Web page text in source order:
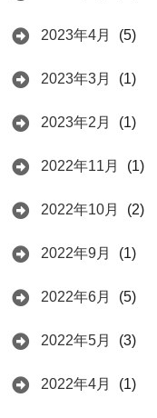
2023年4月 (5)
2023年3月 (1)
2023年2月 (1)
2022年11月 (1)
2022年10月 (2)
2022年9月 (1)
2022年6月 (5)
2022年5月 (3)
2022年4月 (1)